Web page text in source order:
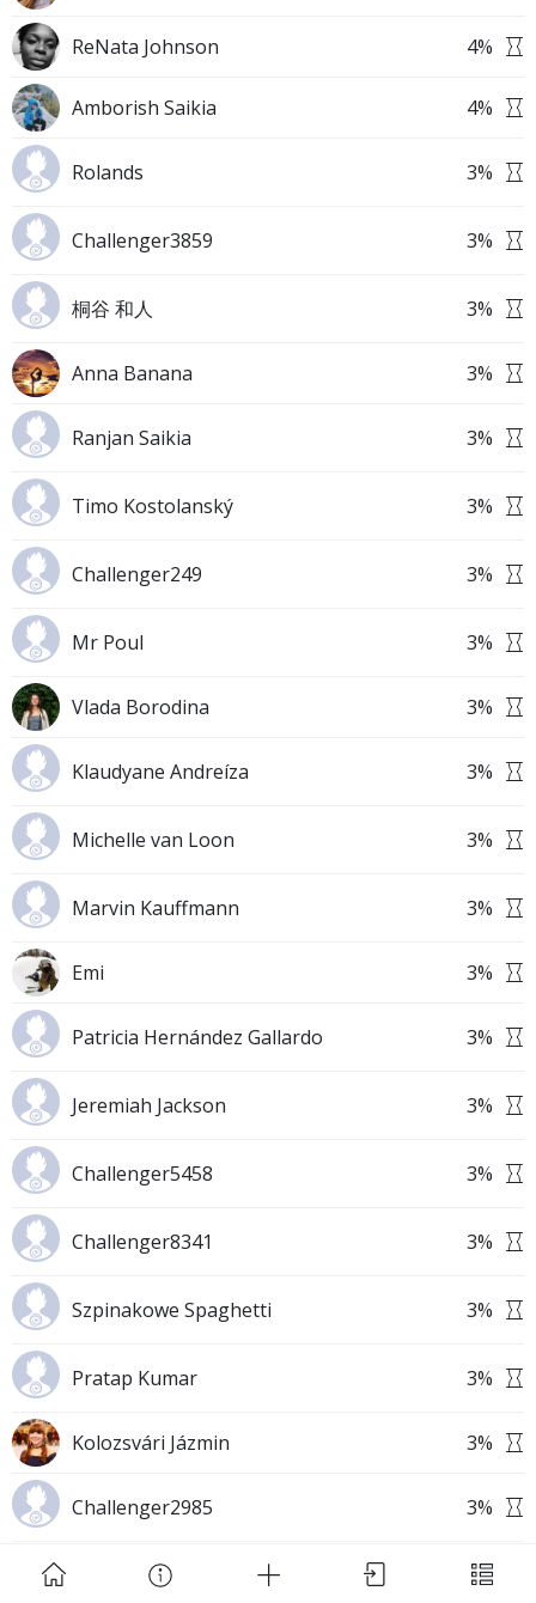
ReNata Johnson 4%
Amborish Saikia 4%
Rolands 3%
Challenger3859 3%
桐谷 和人 3%
Anna Banana 3%
Ranjan Saikia 3%
Timo Kostolanský 3%
Challenger249 3%
Mr Poul 3%
Vlada Borodina 3%
Klaudyane Andreíza 3%
Michelle van Loon 3%
Marvin Kauffmann 3%
Emi 3%
Patricia Hernández Gallardo 3%
Jeremiah Jackson 3%
Challenger5458 3%
Challenger8341 3%
Szpinakowe Spaghetti 3%
Pratap Kumar 3%
Kolozsvári Jázmin 3%
Challenger2985 3%
Challenger8515 3%
Download Challenge Achieved App?
Challenge Achieved is self-improvement social
network. Start creating challenges, set goals and
make new habits!
Skip Download App